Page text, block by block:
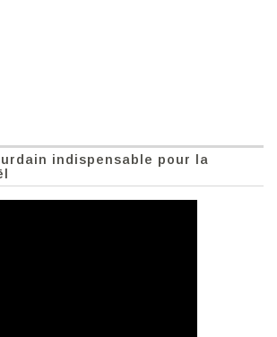
indispensable pour la